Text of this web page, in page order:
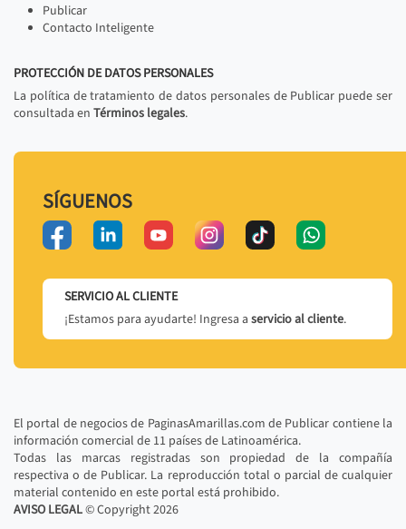
Publicar
Contacto Inteligente
PROTECCIÓN DE DATOS PERSONALES
La política de tratamiento de datos personales de Publicar puede ser
consultada en Términos legales.
SÍGUENOS
SERVICIO AL CLIENTE
¡Estamos para ayudarte! Ingresa a servicio al cliente.
El portal de negocios de PaginasAmarillas.com de Publicar contiene la
información comercial de 11 países de Latinoamérica.
Todas las marcas registradas son propiedad de la compañía
respectiva o de Publicar. La reproducción total o parcial de cualquier
material contenido en este portal está prohibido.
AVISO LEGAL© Copyright2026